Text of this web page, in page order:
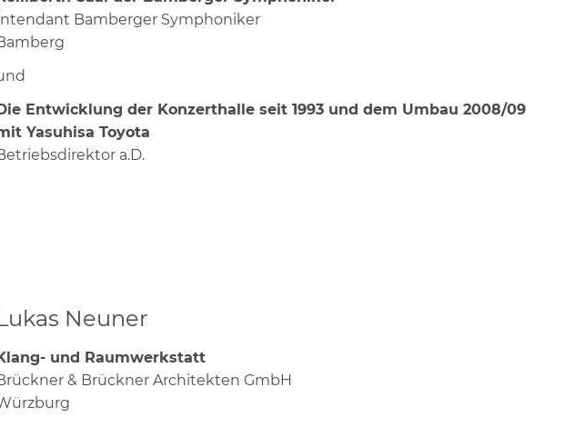
Bamberger Symphoniker
Entwicklung der Konzerthalle seit 1993 und dem Umbau 2008/09
Yasuhisa Toyota
a.D.
Neuner
und Raumwerkstatt
& Brückner Architekten GmbH